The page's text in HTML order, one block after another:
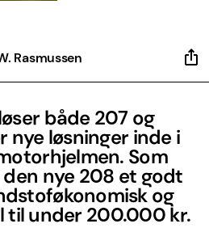
Rasmussen
både 207 og
nye løsninger inde i
Som
nye 208 et godt
og
til under 200.000 kr.